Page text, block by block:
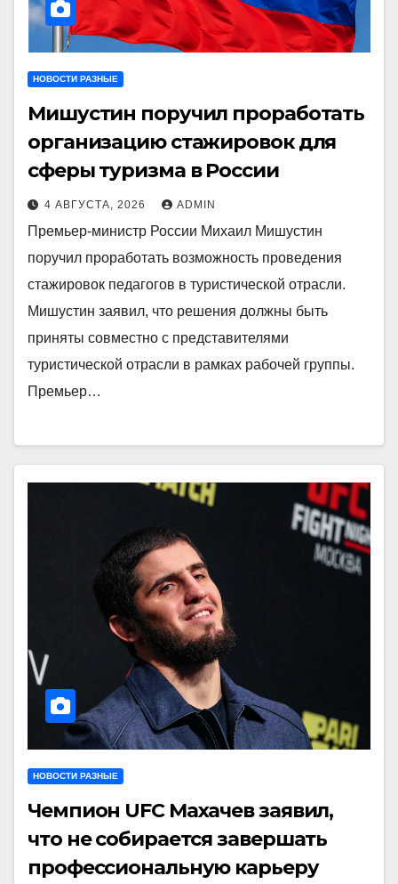
НОВОСТИ РАЗНЫЕ
Мишустин поручил проработать
организацию стажировок для
сферы туризма в России
4 АВГУСТА, 2026 ADMIN
Премьер-министр России Михаил Мишустин
поручил проработать возможность проведения
стажировок педагогов в туристической отрасли.
Мишустин заявил, что решения должны быть
приняты совместно с представителями
туристической отрасли в рамках рабочей группы.
Премьер…
НОВОСТИ РАЗНЫЕ
Чемпион UFC Махачев заявил,
что не собирается завершать
профессиональную карьеру